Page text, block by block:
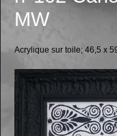
MW
Acrylique sur toile; 46,5 x